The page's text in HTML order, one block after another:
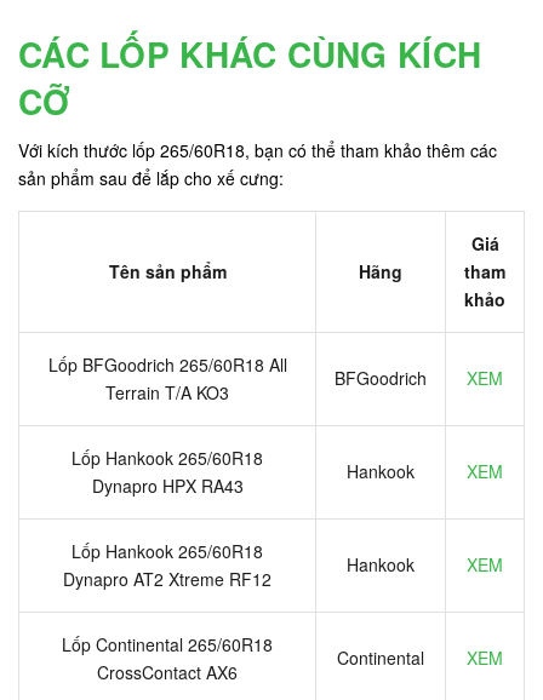
CÁC LỐP KHÁC CÙNG KÍCH
CỠ
Với kích thước lốp 265/60R18, bạn có thể tham khảo thêm các
sản phẩm sau để lắp cho xế cưng:
Tên sản phẩm Hãng
Giá
tham
khảo
Lốp BFGoodrich 265/60R18 All
Terrain T/A KO3
BFGoodrich XEM
Lốp Hankook 265/60R18
Dynapro HPX RA43
Hankook XEM
Lốp Hankook 265/60R18
Dynapro AT2 Xtreme RF12
Hankook XEM
Lốp Continental 265/60R18
CrossContact AX6
Continental XEM